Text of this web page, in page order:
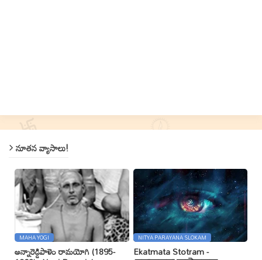
నూతన వ్యాసాలు!
MAHA YOGI
అన్నారెడ్డిపాళెం రామయోగి (1895-
NITYA PARAYANA SLOKAM
Ekatmata Stotram -